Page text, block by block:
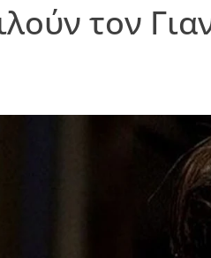
τον